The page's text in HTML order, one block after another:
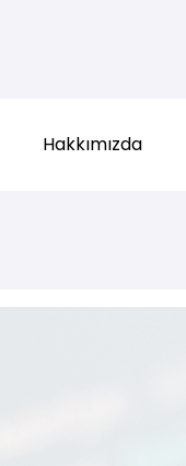
Hakkımızda